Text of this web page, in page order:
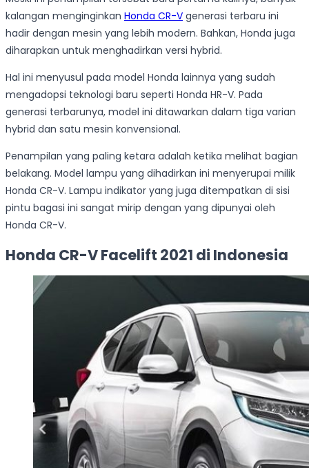
kalangan menginginkan Honda CR-V generasi terbaru ini
hadir dengan mesin yang lebih modern. Bahkan, Honda juga
diharapkan untuk menghadirkan versi hybrid.
Hal ini menyusul pada model Honda lainnya yang sudah
mengadopsi teknologi baru seperti Honda HR-V. Pada
generasi terbarunya, model ini ditawarkan dalam tiga varian
hybrid dan satu mesin konvensional.
Penampilan yang paling ketara adalah ketika melihat bagian
belakang. Model lampu yang dihadirkan ini menyerupai milik
Honda CR-V. Lampu indikator yang juga ditempatkan di sisi
pintu bagasi ini sangat mirip dengan yang dipunyai oleh
Honda CR-V.
Honda CR-V Facelift 2021 di Indonesia